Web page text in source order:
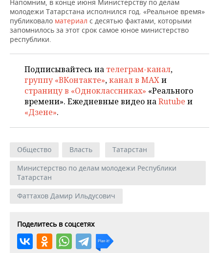
ОПК
ЭНЕРГЕТИКА
ТРАНСПОРТ
УСЛУГИ
IT
МЕДИА
НОВОСТИ МЕРОПРИЯТИЙ
ВЫЕЗДНАЯ РЕДАКЦИЯ
ONLINE-КОНФЕРЕНЦИИ
ОТКРЫТАЯ ЛЕКЦИЯ
СПОРТ
НОВОСТИ СПОРТА
ХОККЕЙ
БАСКЕТБОЛ
ВОЛЕЙБОЛ
ВОДНЫЕ ВИДЫ СПОРТА
ОБЩЕСТВО
ВЛАСТЬ
ИНФРАСТРУКТУРА
ИСТОРИЯ
ОБРАЗОВАНИЕ
СЮЖЕТЫ
СПРАВОЧНИК
СПИСОК ПЕРСОН
ПОЛНАЯ ВЕРСИЯ
Напомним, в конце июня Министерству по делам
молодежи Татарстана исполнился год. «Реальное время»
публиковало материал с десятью фактами, которыми
запомнилось за этот срок самое юное министерство
республики.
Подписывайтесь на телеграм-канал,
группу «ВКонтакте»,канал в MAXи
страницу в «Одноклассниках» «Реального
времени». Ежедневные видео наRutube и
«Дзене».
Общество Власть
Татарстан
Министерство по делам молодежи Республики
Татарстан
Фаттахов Дамир Ильдусович
Поделитесь в соцсетях